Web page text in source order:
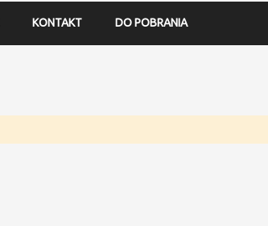
KONTAKT DO POBRANIA